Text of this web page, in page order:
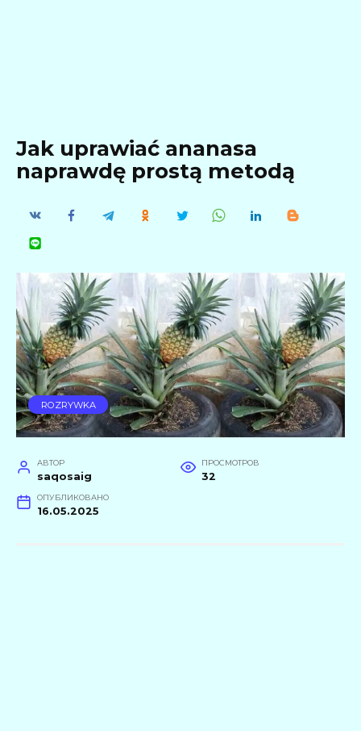
Jak uprawiać ananasa
naprawdę prostą metodą
ROZRYWKA
АВТОР
saqosaig
ПРОСМОТРОВ
32
ОПУБЛИКОВАНО
16.05.2025